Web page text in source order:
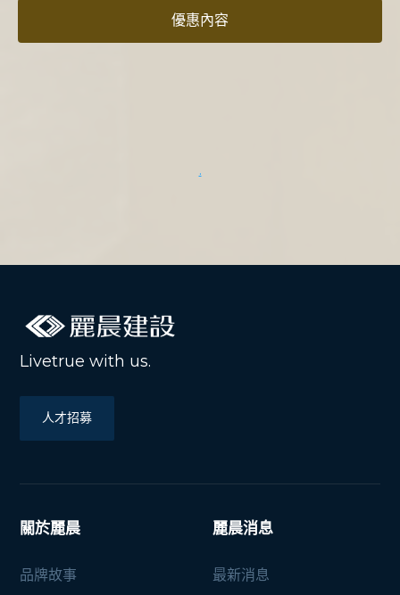
優惠內容
.
Livetrue with us.
人才招募
關於麗晨
品牌故事
麗晨消息
最新消息